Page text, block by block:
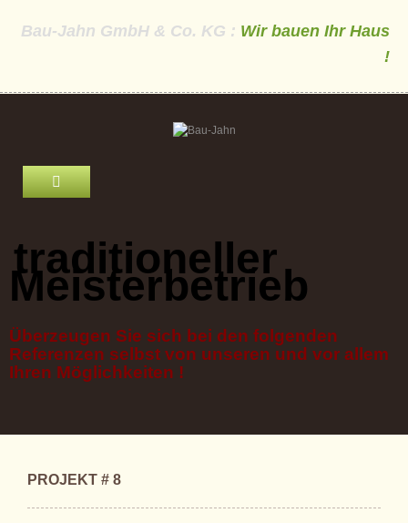
Bau-Jahn GmbH & Co. KG : Wir bauen Ihr Haus
!
WIR ÜBER UNS
DATENSCHUTZ
traditioneller
Meisterbetrieb
Überzeugen Sie sich bei den folgenden
Referenzen selbst von unseren und vor allem
Ihren Möglichkeiten !
PROJEKT # 8